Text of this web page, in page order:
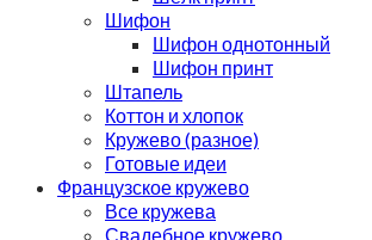
Шифон
Шифон однотонный
Шифон принт
Штапель
Коттон и хлопок
Кружево (разное)
Готовые идеи
Французское кружево
Все кружева
Свадебное кружево